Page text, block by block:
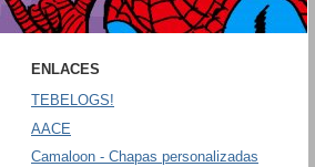
ENLACES
TEBELOGS!
AACE
Camaloon - Chapas personalizadas